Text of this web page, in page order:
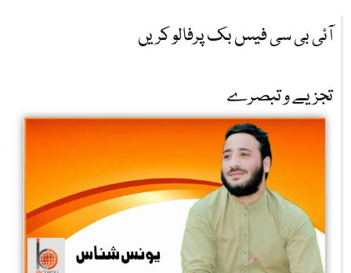
آئی بی سی فیس بک پرفالو کریں
تجزیے و تبصرے